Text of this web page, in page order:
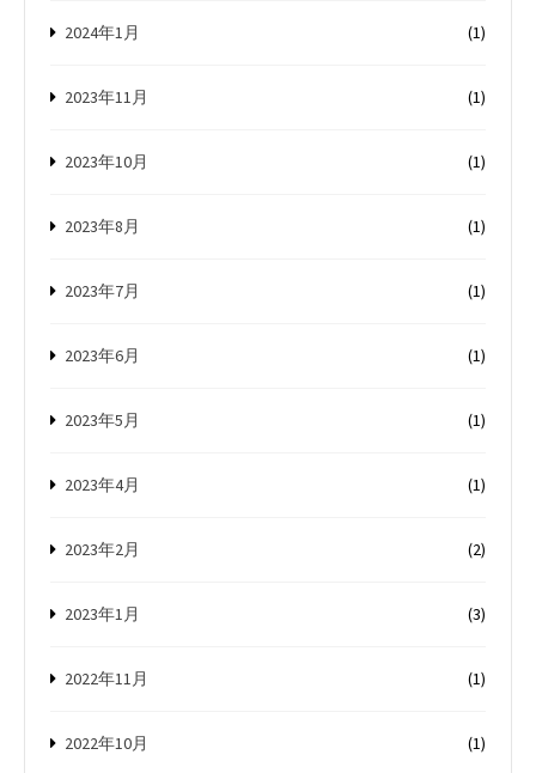
2024年1月 (1)
2023年11月 (1)
2023年10月 (1)
2023年8月 (1)
2023年7月 (1)
2023年6月 (1)
2023年5月 (1)
2023年4月 (1)
2023年2月 (2)
2023年1月 (3)
2022年11月 (1)
2022年10月 (1)